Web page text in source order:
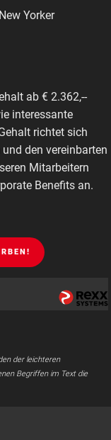
Yorker
ab € 2.362,--
interessante
richtet sich
den vereinbarten
Mitarbeitern
Benefits an.
der leichteren
Begriffen im Text die